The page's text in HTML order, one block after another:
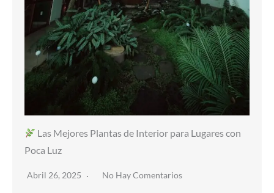
Las Mejores Plantas de Interior para Lugares con
Poca Luz
Abril 26, 2025 No Hay Comentarios